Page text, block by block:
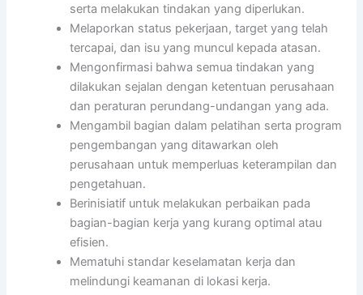
serta melakukan tindakan yang diperlukan.
Melaporkan status pekerjaan, target yang telah
tercapai, dan isu yang muncul kepada atasan.
Mengonfirmasi bahwa semua tindakan yang
dilakukan sejalan dengan ketentuan perusahaan
dan peraturan perundang-undangan yang ada.
Mengambil bagian dalam pelatihan serta program
pengembangan yang ditawarkan oleh
perusahaan untuk memperluas keterampilan dan
pengetahuan.
Berinisiatif untuk melakukan perbaikan pada
bagian-bagian kerja yang kurang optimal atau
efisien.
Mematuhi standar keselamatan kerja dan
melindungi keamanan di lokasi kerja.